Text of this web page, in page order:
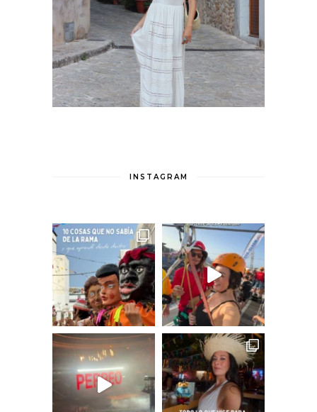
INSTAGRAM